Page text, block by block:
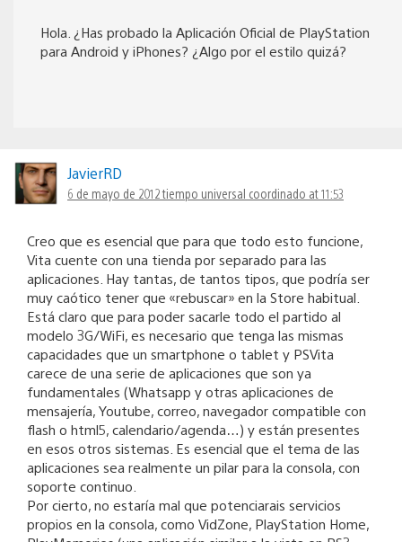
Hola. ¿Has probado la Aplicación Oficial de PlayStation
para Android y iPhones? ¿Algo por el estilo quizá?
JavierRD
6 de mayo de 2012 tiempo universal coordinado at 11:53
Creo que es esencial que para que todo esto funcione,
Vita cuente con una tienda por separado para las
aplicaciones. Hay tantas, de tantos tipos, que podría ser
muy caótico tener que «rebuscar» en la Store habitual.
Está claro que para poder sacarle todo el partido al
modelo 3G/WiFi, es necesario que tenga las mismas
capacidades que un smartphone o tablet y PSVita
carece de una serie de aplicaciones que son ya
fundamentales (Whatsapp y otras aplicaciones de
mensajería, Youtube, correo, navegador compatible con
flash o html5, calendario/agenda…) y están presentes
en esos otros sistemas. Es esencial que el tema de las
aplicaciones sea realmente un pilar para la consola, con
soporte continuo.
Por cierto, no estaría mal que potenciarais servicios
propios en la consola, como VidZone, PlayStation Home,